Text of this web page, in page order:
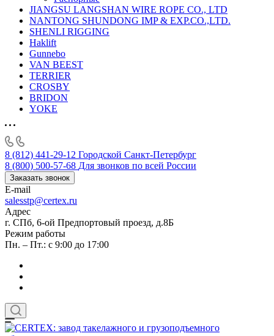
JIANGSU LANGSHAN WIRE ROPE CO., LTD
NANTONG SHUNDONG IMP & EXP.CO.,LTD.
SHENLI RIGGING
Haklift
Gunnebo
VAN BEEST
TERRIER
CROSBY
BRIDON
YOKE
8 (812) 441-29-12 Городской Санкт-Петербург
8 (800) 500-57-68 Для звонков по всей России
Заказать звонок
E-mail
salesstp@certex.ru
Адрес
г. СПб, 6-ой Предпортовый проезд, д.8Б
Режим работы
Пн. – Пт.: с 9:00 до 17:00